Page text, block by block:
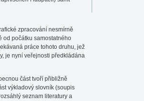
zpracování nesmírně
od počátku samostatného
práce tohoto druhu, jež
je nyní veřejnosti předkládána
část tvoří přibližně
výkladový slovník (soupis
seznam literatury a